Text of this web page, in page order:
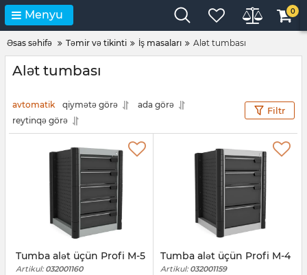
Menyu 0
Əsas səhifə Təmir və tikinti İş masaları Alət tumbası
Alət tumbası
avtomatik qiymətə görə
ada görə
reytinqə görə
Filtr
Tumba alət üçün Profi M-5
Artikul: 032001160
Tumba alət üçün Profi M-4
Artikul: 032001159